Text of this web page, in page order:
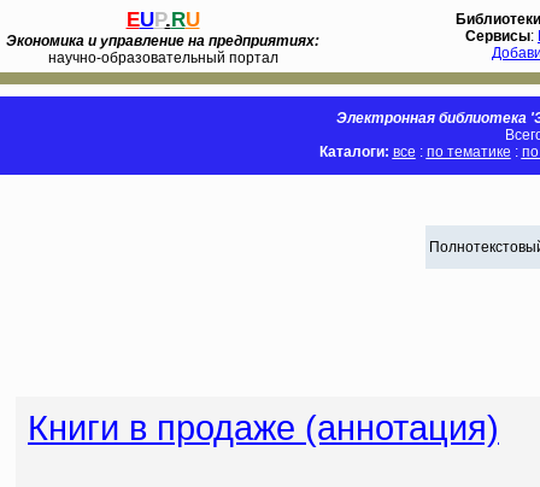
EUP.RU
Экономика и управление на предприятиях:
научно-образовательный портал
Библиотеки
Сервисы:
Электронная библиотека
Каталоги: все : по тематике :
Книги в продаже (аннотация)